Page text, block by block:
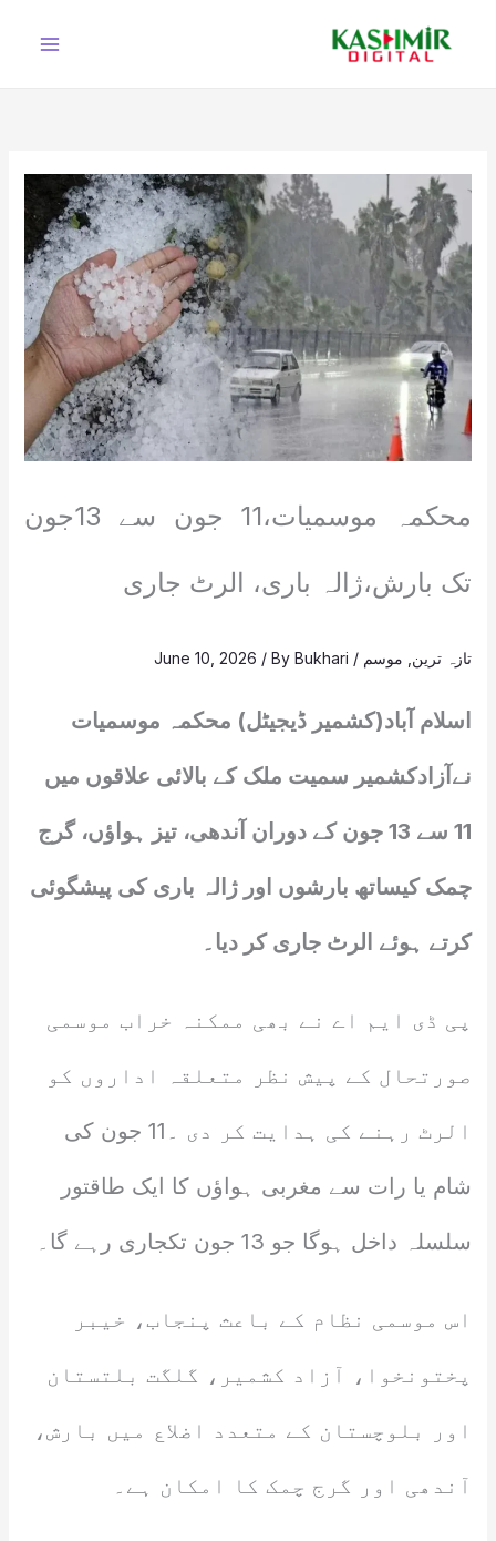
محکمہ موسمیات،11 جون سے 13جون
تک بارش،ژالہ باری، الرٹ جاری
تازہ ترین موسم /
June 10, 2026 / ByBukhari
اسلام آباد(کشمیر ڈیجیٹل) محکمہ موسمیات
نےآزادکشمیر سمیت ملک کے بالائی علاقوں میں
11 سے 13 جون کے دوران آندھی، تیز ہواؤں، گرج
چمک کیساتھ بارشوں اور ژالہ باری کی پیشگوئی
کرتے ہوئے الرٹ جاری کر دیا۔
پی ڈی ایم اے نے بھی ممکنہ خراب موسمی
صورتحال کے پیش نظر متعلقہ اداروں کو
الرٹ رہنے کی ہدایت کر دی ۔11 جون کی
شام یا رات سے مغربی ہواؤں کا ایک طاقتور
سلسلہ داخل ہوگا جو 13 جون تکجاری رہے گا۔
اس موسمی نظام کے باعث پنجاب، خیبر
پختونخوا، آزاد کشمیر، گلگت بلتستان
اور بلوچستان کے متعدد اضلاع میں بارش،
آندھی اور گرج چمک کا امکان ہے۔